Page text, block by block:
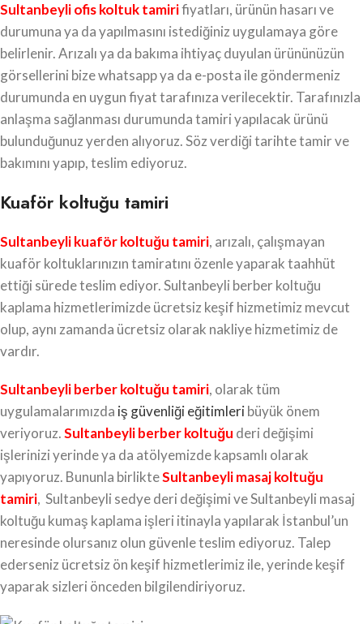
Sultanbeyli ofis koltuk tamirifiyatları, ürünün hasarı ve
durumuna ya da yapılmasını istediğiniz uygulamaya göre
belirlenir. Arızalı ya da bakıma ihtiyaç duyulan ürününüzün
görsellerini bize whatsapp ya da e-posta ile göndermeniz
durumunda en uygun fiyat tarafınıza verilecektir. Tarafınızla
anlaşma sağlanması durumunda tamiri yapılacak ürünü
bulunduğunuz yerden alıyoruz. Söz verdiği tarihte tamir ve
bakımını yapıp, teslim ediyoruz.
Kuaför koltuğu tamiri
Sultanbeyli kuaför koltuğu tamiri, arızalı, çalışmayan
kuaför koltuklarınızın tamiratını özenle yaparak taahhüt
ettiği sürede teslim ediyor. Sultanbeyli berber koltuğu
kaplama hizmetlerimizde ücretsiz keşif hizmetimiz mevcut
olup, aynı zamanda ücretsiz olarak nakliye hizmetimiz de
vardır.
Sultanbeyli berber koltuğu tamiri, olarak tüm
uygulamalarımızda iş güvenliği eğitimleribüyük önem
veriyoruz.Sultanbeyli berber koltuğu deri değişimi
işlerinizi yerinde ya da atölyemizde kapsamlı olarak
yapıyoruz. Bununla birlikteSultanbeyli masaj koltuğu
tamiri, Sultanbeyli sedye deri değişimi ve Sultanbeyli masaj
koltuğu kumaş kaplama işleri itinayla yapılarak İstanbul’un
neresinde olursanız olun güvenle teslim ediyoruz. Talep
ederseniz ücretsiz ön keşif hizmetlerimiz ile, yerinde keşif
yaparak sizleri önceden bilgilendiriyoruz.